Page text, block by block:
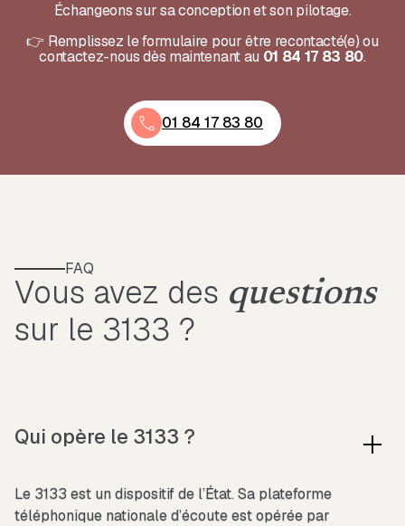
Échangeons sur sa conception et son pilotage.
👉 Remplissez le formulaire pour être recontacté(e) ou
contactez-nous dès maintenant au 01 84 17 83 80.
01 84 17 83 80
FAQ
Vous avez des questions
sur le 3133 ?
Qui opère le 3133 ?
Le 3133 est un dispositif de l’État. Sa plateforme
téléphonique nationale d’écoute est opérée par